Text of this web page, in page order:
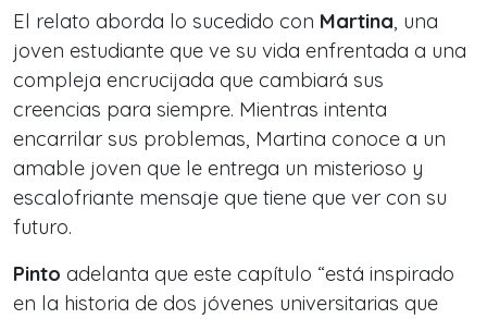
El relato aborda lo sucedido con Martina, una
joven estudiante que ve su vida enfrentada a una
compleja encrucijada que cambiará sus
creencias para siempre. Mientras intenta
encarrilar sus problemas, Martina conoce a un
amable joven que le entrega un misterioso y
escalofriante mensaje que tiene que ver con su
futuro.
Pinto adelanta que este capítulo “está inspirado
en la historia de dos jóvenes universitarias que